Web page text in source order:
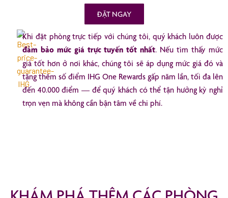
ĐẶT NGAY
Khi đặt phòng trực tiếp với chúng tôi, quý khách luôn được
đảm bảo mức giá trực tuyến tốt nhất. Nếu tìm thấy mức
giá tốt hơn ở nơi khác, chúng tôi sẽ áp dụng mức giá đó và
tặng thêm số điểm IHG One Rewards gấp năm lần, tối đa lên
đến 40.000 điểm — để quý khách có thể tận hưởng kỳ nghỉ
trọn vẹn mà không cần bận tâm về chi phí.